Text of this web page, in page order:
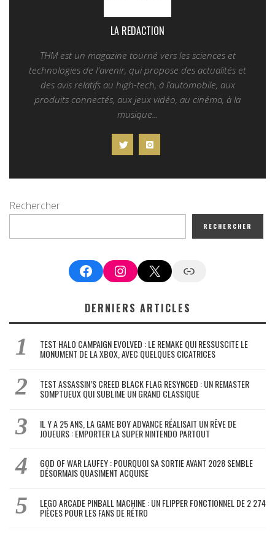
LA REDACTION
THM est un magazine tourné vers les sciences et
technologies de l'avenir, qui propose des actualités et
des avis relatifs au high-tech, à l’automobile, aux
produits connectés, aux jeux vidéo, au cinéma, à la
musique...
Rechercher
RECHERCHER
FacebookInstagram
X Google News
DERNIERS ARTICLES
TEST HALO CAMPAIGN EVOLVED : LE REMAKE QUI RESSUSCITE LE
MONUMENT DE LA XBOX, AVEC QUELQUES CICATRICES
TEST ASSASSIN’S CREED BLACK FLAG RESYNCED : UN REMASTER
SOMPTUEUX QUI SUBLIME UN GRAND CLASSIQUE
IL Y A 25 ANS, LA GAME BOY ADVANCE RÉALISAIT UN RÊVE DE
JOUEURS : EMPORTER LA SUPER NINTENDO PARTOUT
GOD OF WAR LAUFEY : POURQUOI SA SORTIE AVANT 2028 SEMBLE
DÉSORMAIS QUASIMENT ACQUISE
LEGO ARCADE PINBALL MACHINE : UN FLIPPER FONCTIONNEL DE 2 274
PIÈCES POUR LES FANS DE RÉTRO